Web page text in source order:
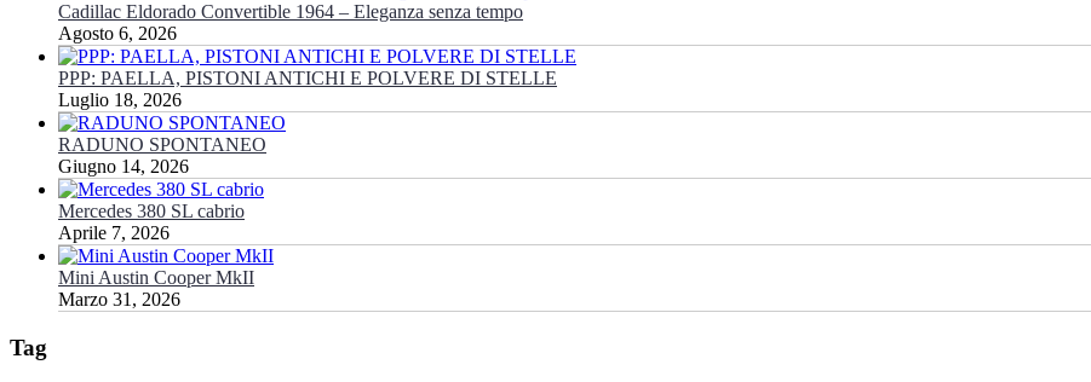
Cadillac Eldorado Convertible 1964 – Eleganza senza tempo
Agosto 6, 2026
PPP: PAELLA, PISTONI ANTICHI E POLVERE DI STELLE
Luglio 18, 2026
RADUNO SPONTANEO
Giugno 14, 2026
Mercedes 380 SL cabrio
Aprile 7, 2026
Mini Austin Cooper MkII
Marzo 31, 2026
Tag